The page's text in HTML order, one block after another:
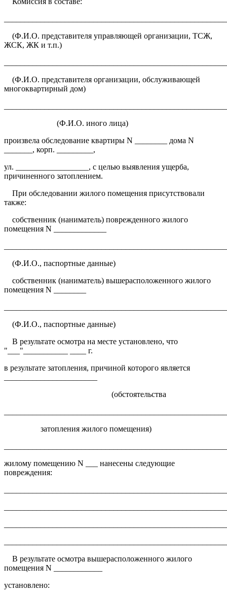
(Ф.И.О. представителя управляющей организации, ТСЖ,
ЖСК, ЖК и т.п.)
(Ф.И.О. представителя организации, обслуживающей
многоквартирный дом)
(Ф.И.О. иного лица)
произвела обследование квартиры N ________ дома N
_______, корп. _________,
ул. __________________, с целью выявления ущерба,
причиненного затоплением.
При обследовании жилого помещения присутствовали
также:
собственник (наниматель) поврежденного жилого
помещения N _____________
(Ф.И.О., паспортные данные)
собственник (наниматель) вышерасположенного жилого
помещения N ________
(Ф.И.О., паспортные данные)
В результате осмотра на месте установлено, что
"___"___________ ____ г.
в результате затопления, причиной которого является
(обстоятельства
затопления жилого помещения)
жилому помещению N ___ нанесены следующие
повреждения:
В результате осмотра вышерасположенного жилого
помещения N ____________
установлено: